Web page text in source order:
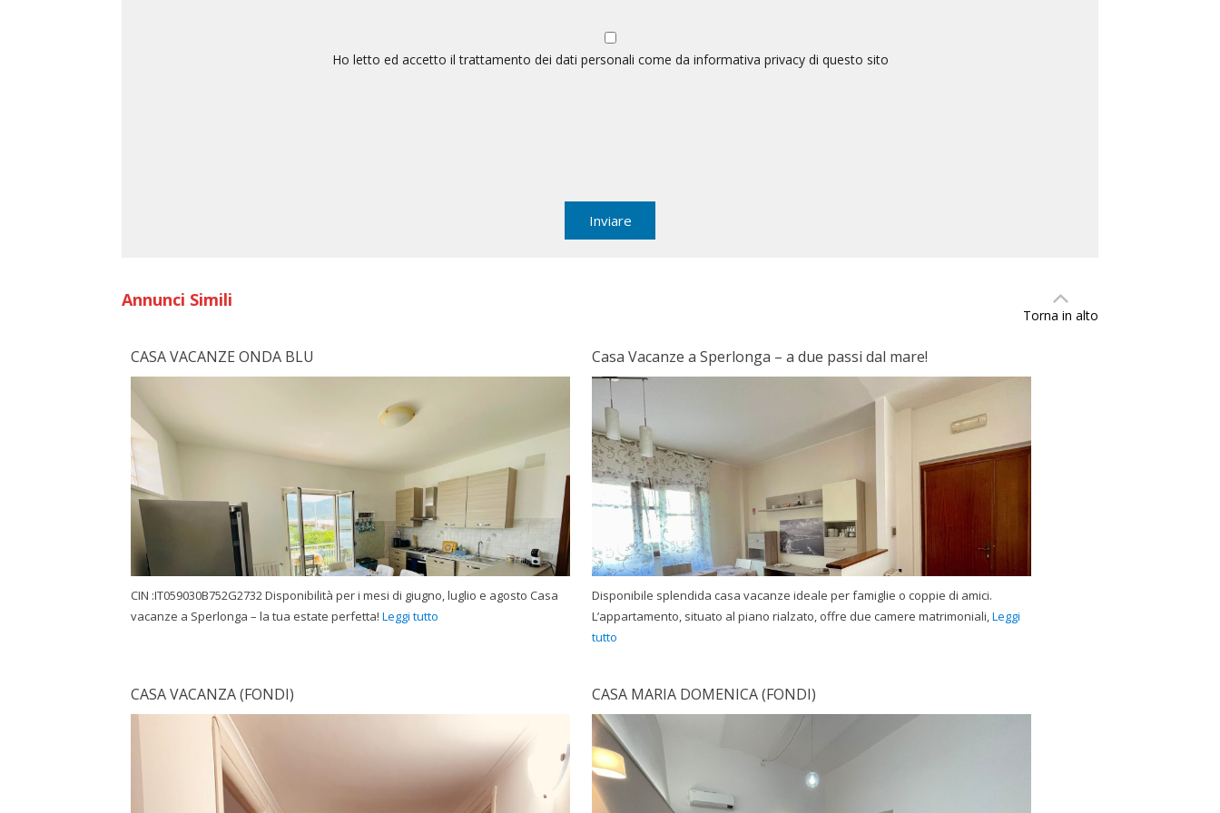
Ho letto ed accetto il trattamento dei dati personali come da informativa privacy di questo sito
Torna in alto
Annunci Simili
CASA VACANZE ONDA BLU
CIN :IT059030B752G2732 Disponibilità per i mesi di giugno, luglio e agosto Casa
vacanze a Sperlonga – la tua estate perfetta!Leggi tutto
Casa Vacanze a Sperlonga – a due passi dal mare!
Disponibile splendida casa vacanze ideale per famiglie o coppie di amici.
L’appartamento, situato al piano rialzato, offre due camere matrimoniali,Leggi
tutto
CASA VACANZA (FONDI) CASA MARIA DOMENICA (FONDI)